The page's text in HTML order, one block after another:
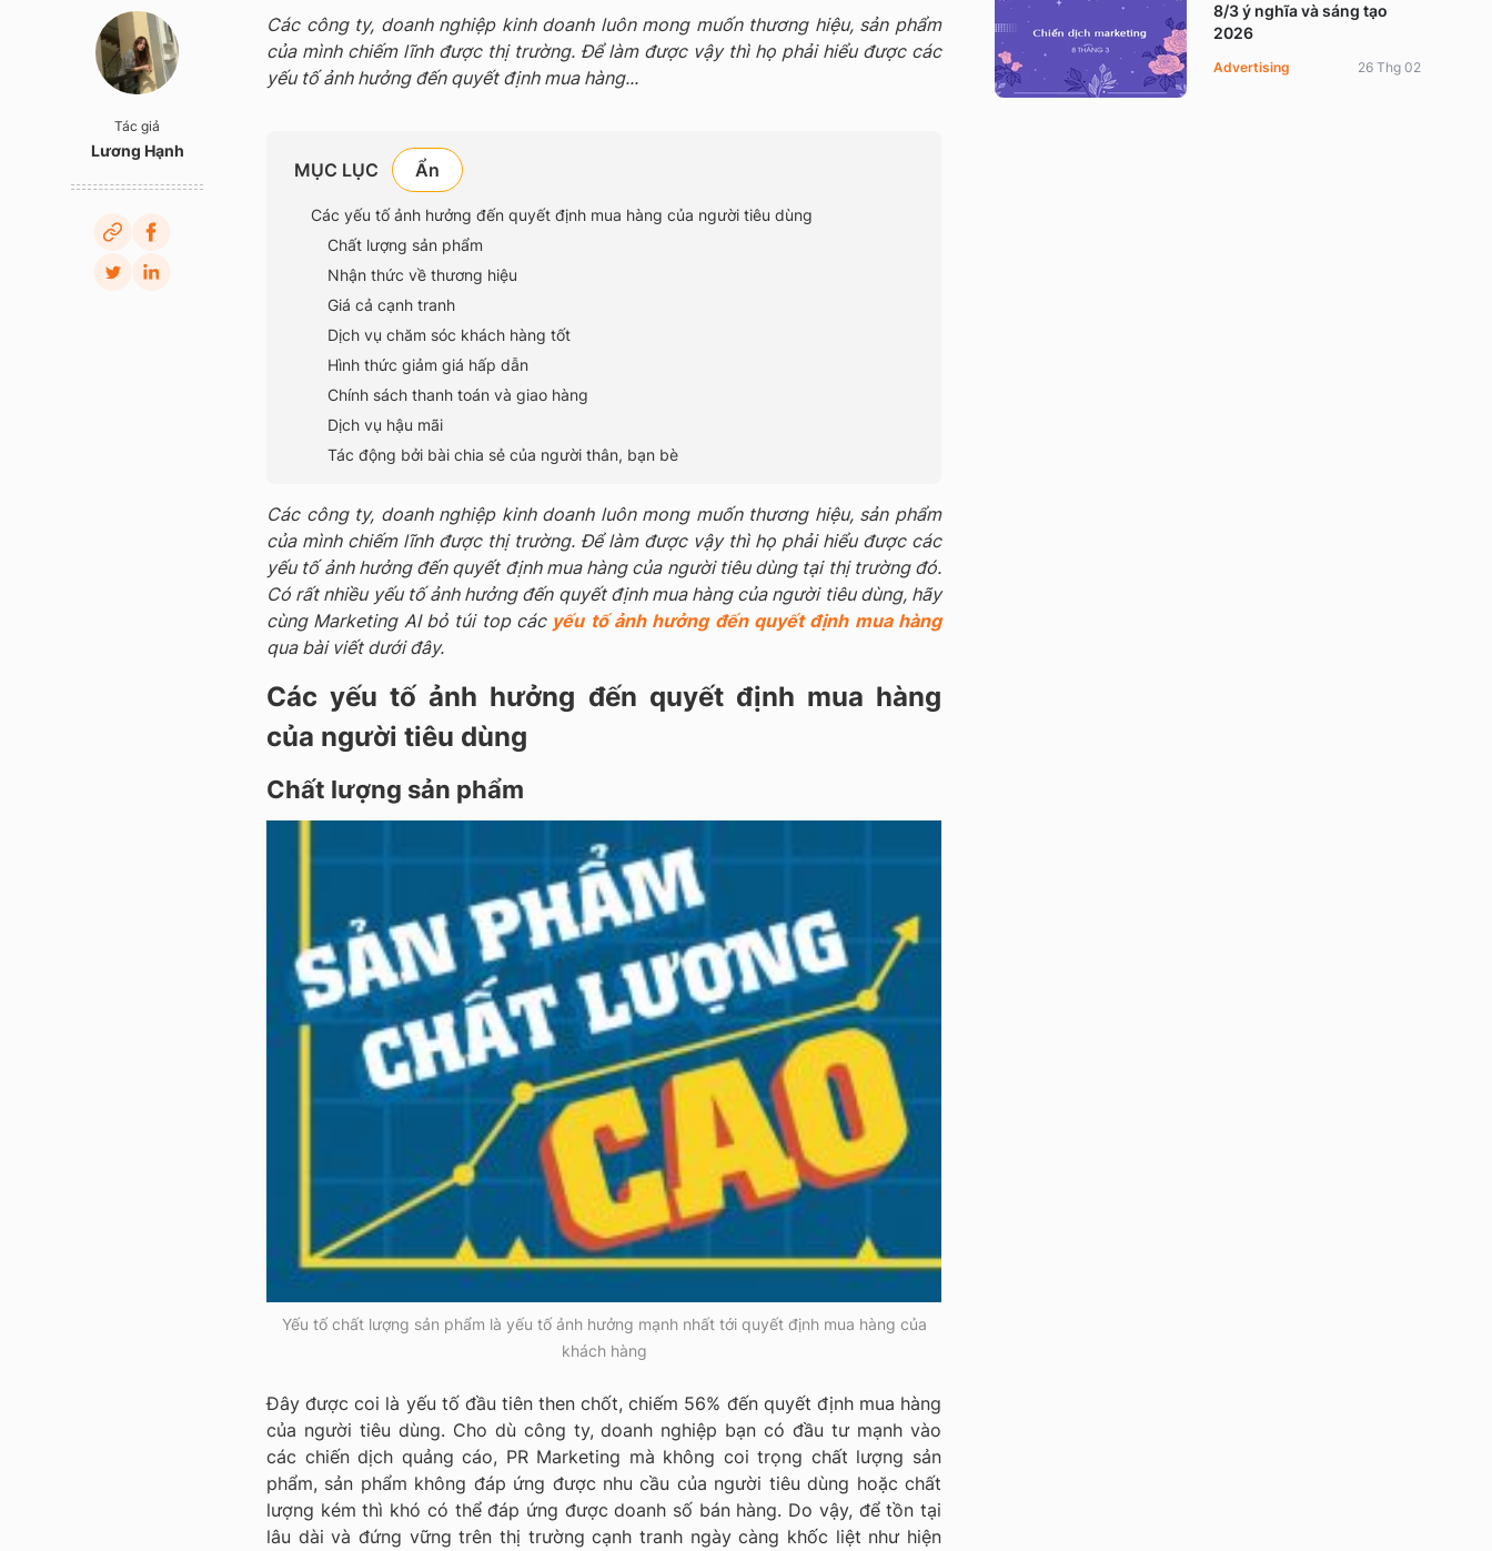
Tác giả
Lương Hạnh
Các công ty, doanh nghiệp kinh doanh luôn mong muốn thương hiệu, sản phẩm
của mình chiếm lĩnh được thị trường. Để làm được vậy thì họ phải hiểu được các
yếu tố ảnh hưởng đến quyết định mua hàng...
MỤC LỤC
Các yếu tố ảnh hưởng đến quyết định mua hàng của người tiêu dùng
Chất lượng sản phẩm
Nhận thức về thương hiệu
Giá cả cạnh tranh
Dịch vụ chăm sóc khách hàng tốt
Hình thức giảm giá hấp dẫn
Chính sách thanh toán và giao hàng
Dịch vụ hậu mãi
Tác động bởi bài chia sẻ của người thân, bạn bè
Các công ty, doanh nghiệp kinh doanh luôn mong muốn thương hiệu, sản phẩm
của mình chiếm lĩnh được thị trường. Để làm được vậy thì họ phải hiểu được các
yếu tố ảnh hưởng đến quyết định mua hàng của người tiêu dùng tại thị trường đó.
Có rất nhiều yếu tố ảnh hưởng đến quyết định mua hàng của người tiêu dùng, hãy
cùng Marketing AI bỏ túi top các yếu tố ảnh hưởng đến quyết định mua hàng
qua bài viết dưới đây.
Các yếu tố ảnh hưởng đến quyết định mua hàng
của người tiêu dùng
Chất lượng sản phẩm
Yếu tố chất lượng sản phẩm là yếu tố ảnh hưởng mạnh nhất tới quyết định mua hàng của
khách hàng
Đây được coi là yếu tố đầu tiên then chốt, chiếm 56% đến quyết định mua hàng
của người tiêu dùng. Cho dù công ty, doanh nghiệp bạn có đầu tư mạnh vào
các chiến dịch quảng cáo, PR Marketing mà không coi trọng chất lượng sản
phẩm, sản phẩm không đáp ứng được nhu cầu của người tiêu dùng hoặc chất
lượng kém thì khó có thể đáp ứng được doanh số bán hàng. Do vậy, để tồn tại
lâu dài và đứng vững trên thị trường cạnh tranh ngày càng khốc liệt như hiện
8/3 ý nghĩa và sáng tạo
2026
Advertising 26 Thg 02